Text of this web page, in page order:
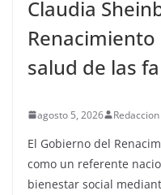
Claudia
salud de las
agosto 5, 2026 Redaccion
El Gobierno del
como un referente
bienestar social